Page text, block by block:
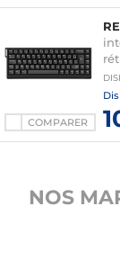
COMPARER
NOS